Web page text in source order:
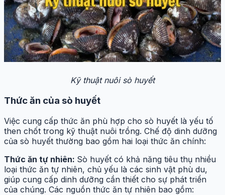
Kỹ thuật nuôi sò huyết
Thức ăn của sò huyết
Việc cung cấp thức ăn phù hợp cho sò huyết là yếu tố
then chốt trong kỹ thuật nuôi trồng. Chế độ dinh dưỡng
của sò huyết thường bao gồm hai loại thức ăn chính:
Thức ăn tự nhiên: Sò huyết có khả năng tiêu thụ nhiều
loại thức ăn tự nhiên, chủ yếu là các sinh vật phù du,
giúp cung cấp dinh dưỡng cần thiết cho sự phát triển
của chúng. Các nguồn thức ăn tự nhiên bao gồm: